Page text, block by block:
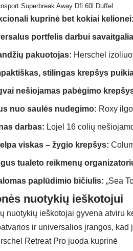
Superbreak Away Dfl 60l Duffel
kuprinė bet kokiai kelionei:
portfelis darbui
pakuotojas: Herschel
stilingas krepšys
nešiojamas pabėgimo
nuo saulės nudegimo: Roxy
darbas: Lojel 16 colių
viskas – žygio krepšys:
tualeto reikmenų
paplūdimio bičiulis: „Sea
nuotykių ieškotojui
nuotykių ieškotojai gyvena atviru
ir universalios įrangos,